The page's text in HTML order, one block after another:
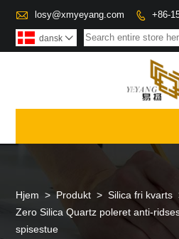
 losy@xmyeyang.com  +86-
dansk 
Hjem > Produkt > Silica fri kvarts
Zero Silica Quartz poleret anti-
spisestue